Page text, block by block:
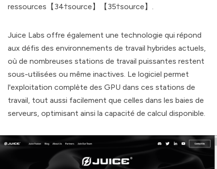
ressources【34†source】【35†source】.
Juice Labs offre également une technologie qui répond
aux défis des environnements de travail hybrides actuels,
où de nombreuses stations de travail puissantes restent
sous-utilisées ou même inactives. Le logiciel permet
l'exploitation complète des GPU dans ces stations de
travail, tout aussi facilement que celles dans les baies de
serveurs, optimisant ainsi la capacité de calcul disponible.